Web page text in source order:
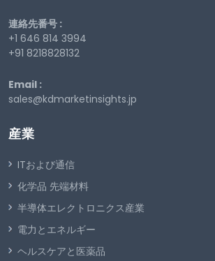
連絡先番号 :
+1 646 814 3994
+91 8218828132
Email :
sales@kdmarketinsights.jp
産業
ITおよび通信
化学品 先端材料
半導体エレクトロニクス産業
電力とエネルギー
ヘルスケアと医薬品